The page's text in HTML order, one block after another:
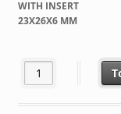
WITH INSERT
23X26X6 MM
White Matt